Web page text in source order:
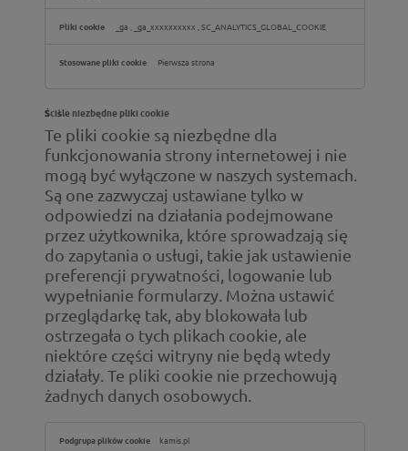
_ga, _ga_xxxxxxxxxx,SC_ANALYTICS_GLOBAL_COOKIE
Pierwsza strona
Ściśle niezbędne pliki cookie
Te pliki cookie są niezbędne dla
funkcjonowania strony internetowej i nie
mogą być wyłączone w naszych systemach.
Są one zazwyczaj ustawiane tylko w
odpowiedzi na działania podejmowane
przez użytkownika, które sprowadzają się
do zapytania o usługi, takie jak ustawienie
preferencji prywatności, logowanie lub
wypełnianie formularzy. Można ustawić
przeglądarkę tak, aby blokowała lub
ostrzegała o tych plikach cookie, ale
niektóre części witryny nie będą wtedy
działały. Te pliki cookie nie przechowują
żadnych danych osobowych.
niezbędne
kamis.pl